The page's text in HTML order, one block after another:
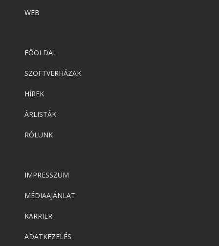
WEB
FŐOLDAL
SZOFTVERHÁZAK
HÍREK
ÁRLISTÁK
RÓLUNK
IMPRESSZUM
MÉDIAAJÁNLAT
KARRIER
ADATKEZELÉS